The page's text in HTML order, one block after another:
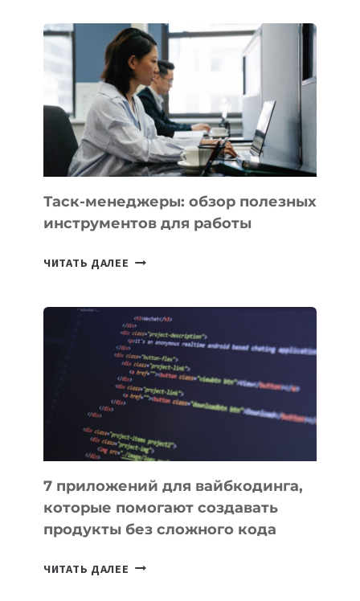
PROMETHEUS
ДЛЯ
СОЗДАНИЯ
«ИСКУССТВЕННОГО
ИНЖЕНЕРА»
Таск-менеджеры: обзор полезных
инструментов для работы
ЧИТАТЬ ДАЛЕЕ ТАСК-
ПОЛЕЗНЫХ
ИНСТРУМЕНТОВ
ДЛЯ
РАБОТЫ
7 приложений для вайбкодинга,
которые помогают создавать
продукты без сложного кода
ЧИТАТЬ ДАЛЕЕ